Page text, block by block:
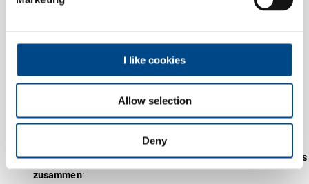
I like cookies
Allow selection
Deny
Härte­be­hand­lung) bis zur Montage von Bau­gruppen und
konsequent optimierte Prozessgestaltung, -umsetzung
(APQP) und -verbesserung (KVP)
integrierte Qualität
Unsere Stärke liegt in derVerbindung
könnenMetall, wir könnenKunststoffund wir könnenbeides
zusammen: